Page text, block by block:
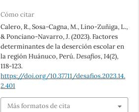
Cómo citar
Calero, R., Sosa-Cagna, M., Lino-Zuñiga, L.,
& Ponciano-Navarro, J. (2023). Factores
determinantes de la deserción escolar en
la región Huánuco, Perú.Desafíos,14(2),
118-123.
https://doi.org/10.37711/desafios.2023.14.
2.401
Más formatos de cita